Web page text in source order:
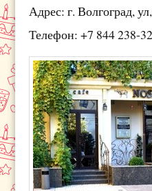
Адрес: г. Волгоград,
Телефон: +7 844 238-